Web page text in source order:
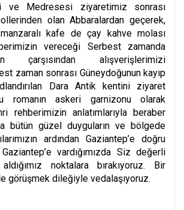
ve Medresesi ziyaretimiz sonrası
olan Abbaralardan geçerek,
kafe de çay kahve molası
vereceği Serbest zamanda
alışverişlerimizi
zaman sonrası Güneydoğunun kayıp
Dara Antik kentini ziyaret
romanın askeri garnizonu olarak
rehberimizin anlatımlarıyla beraber
bütün güzel duyguların ve bölgede
ardından Gaziantep’e doğru
vardığımızda Siz değerli
noktalara bırakıyoruz. Bir
görüşmek dileğiyle vedalaşıyoruz.